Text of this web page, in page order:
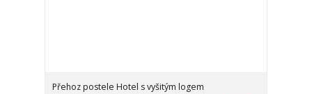
Přehoz postele Hotel s vyšitým logem